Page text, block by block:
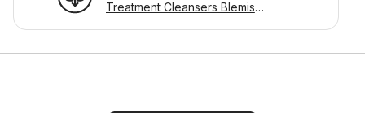
Treatment Cleansers Blemish